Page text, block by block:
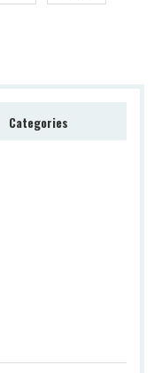
Categories